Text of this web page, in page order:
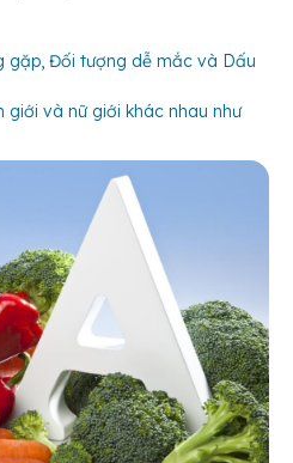
gặp, Đối tượng dễ mắc và Dấu
giới và nữ giới khác nhau như